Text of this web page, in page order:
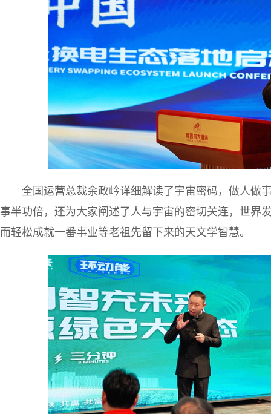
全国运营总裁余政岒详细解读了宇宙密码，做人做
事半功倍，还为大家阐述了人与宇宙的密切关连，世界
而轻松成就一番事业等老祖先留下来的天文学智慧。